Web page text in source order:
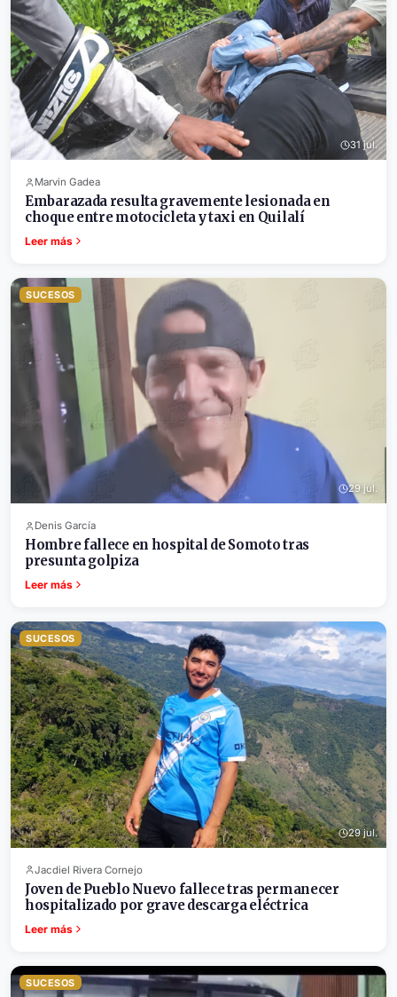
31 jul.
Marvin Gadea
Embarazada resulta gravemente lesionada en
choque entre motocicleta y taxi en Quilalí
Leer más
SUCESOS
29 jul.
Denis García
Hombre fallece en hospital de Somoto tras
presunta golpiza
Leer más
SUCESOS
29 jul.
Jacdiel Rivera Cornejo
Joven de Pueblo Nuevo fallece tras permanecer
hospitalizado por grave descarga eléctrica
Leer más
SUCESOS